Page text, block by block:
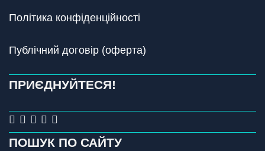
Політика конфіденційності
Публічний договір (оферта)
ПРИЄДНУЙТЕСЯ!
ПОШУК ПО САЙТУ